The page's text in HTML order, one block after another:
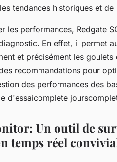
tendances historiques et
les performances, Redgate
En effet, il permet
et précisément les
recommandations pour
des performances des
d'essaicomplete
Un outil de
temps réel